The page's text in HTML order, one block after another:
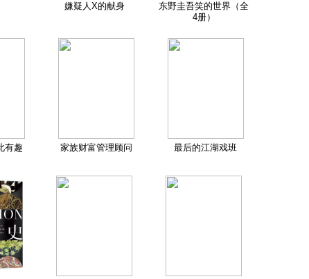
嫌疑人X的献身
东野圭吾笑的世界（全
4册）
有趣 家族财富管理顾问 最后的江湖戏班